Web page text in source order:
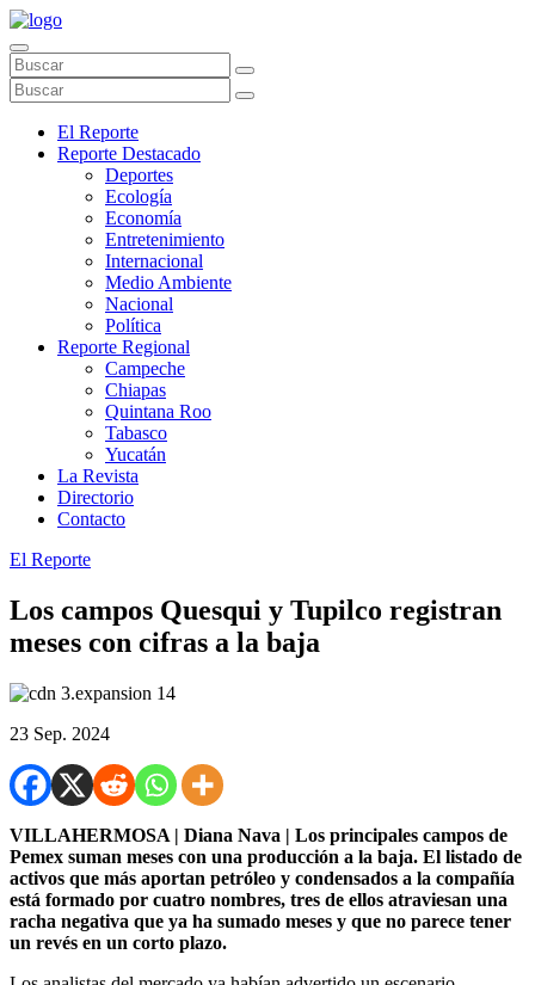
El Reporte
Reporte Destacado
Deportes
Ecología
Economía
Entretenimiento
Internacional
Medio Ambiente
Nacional
Política
Reporte Regional
Campeche
Chiapas
Quintana Roo
Tabasco
Yucatán
La Revista
Directorio
Contacto
El Reporte
Los campos Quesqui y Tupilco registran
meses con cifras a la baja
23 Sep. 2024
VILLAHERMOSA | Diana Nava | Los principales campos de
Pemex suman meses con una producción a la baja. El listado de
activos que más aportan petróleo y condensados a la compañía
está formado por cuatro nombres, tres de ellos atraviesan una
racha negativa que ya ha sumado meses y que no parece tener
un revés en un corto plazo.